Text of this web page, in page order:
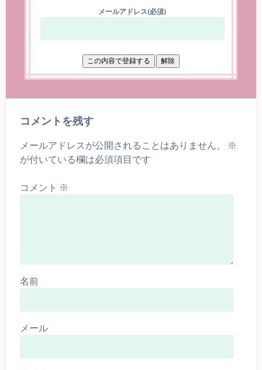
メールアドレス(必須)
コメントを残す
メールアドレスが公開されることはありません。
※
が付いている欄は必須項目です
コメント ※
名前
メール